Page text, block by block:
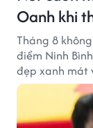
Oanh khi
Tháng 8
điểm Ninh
đẹp xanh mát